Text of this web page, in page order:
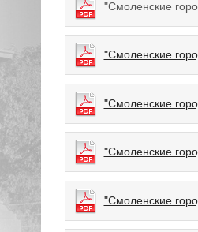
"Смоленские
"Смоленские
"Смоленские
"Смоленские
"Смоленские